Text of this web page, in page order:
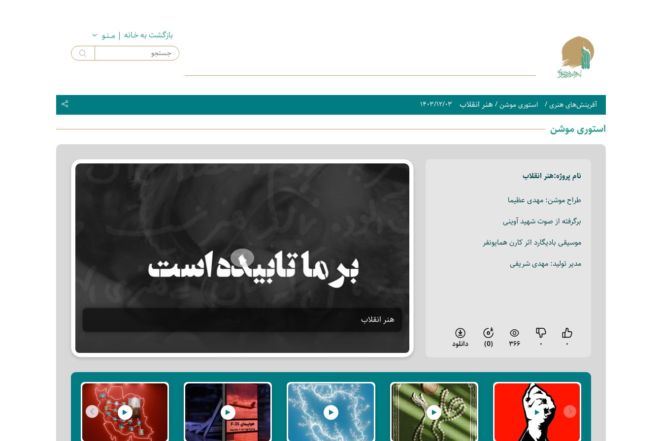
بازگشت به خـانه | مــنـو
آفرینش‌های هنری/ استوری موشن/ هنر انقلاب ۱۴۰۳/۱۲/۰۳
استوری موشن
نام پروژه:هنر انقلاب
طراح موشن: مهدی عظیما
برگرفته از صوت شهید آوینی
موسیقی بادیگارد اثر کارن همایونفر
مدیر تولید: مهدی شریفی
۰ ۰ ۳۶۶ (0) دانلود
Play
هنر انقلاب